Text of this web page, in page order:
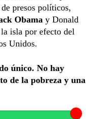
presos políticos,
Obama y Donald
isla por efecto del
Unidos.
único. No hay
de la pobreza y una